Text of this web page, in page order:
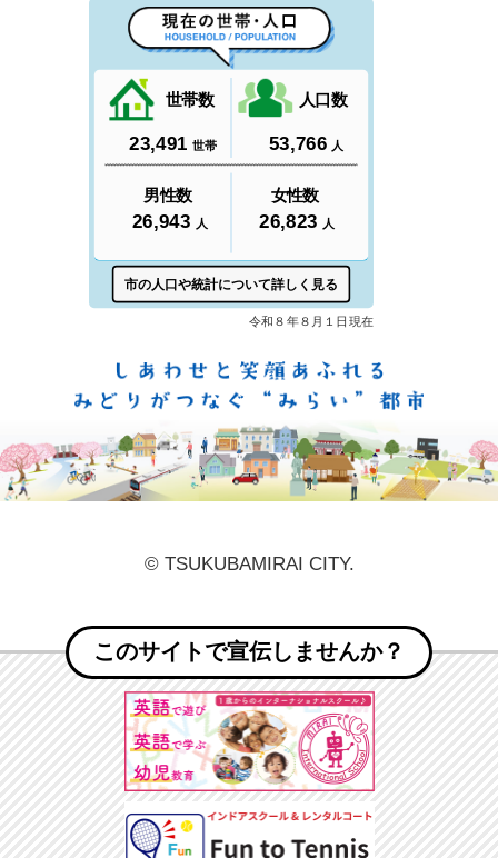
© TSUKUBAMIRAI CITY.
このサイトで宣伝しませんか？